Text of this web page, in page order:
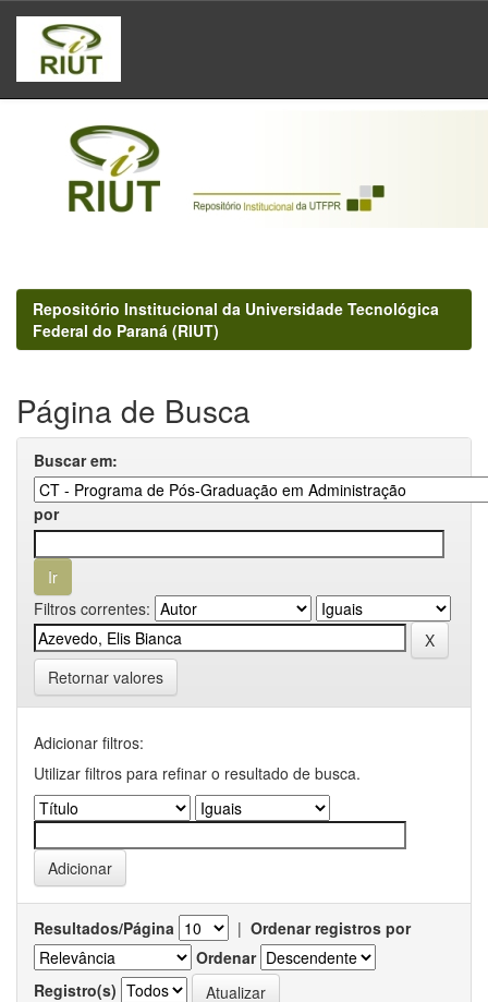
Skip
navigation
Repositório Institucional da Universidade Tecnológica
Federal do Paraná (RIUT)
Página de Busca
Buscar em:
por
Filtros correntes:
Retornar valores
Adicionar filtros:
Utilizar filtros para refinar o resultado de busca.
Resultados/Página | Ordenar registros por
Ordenar
Registro(s)